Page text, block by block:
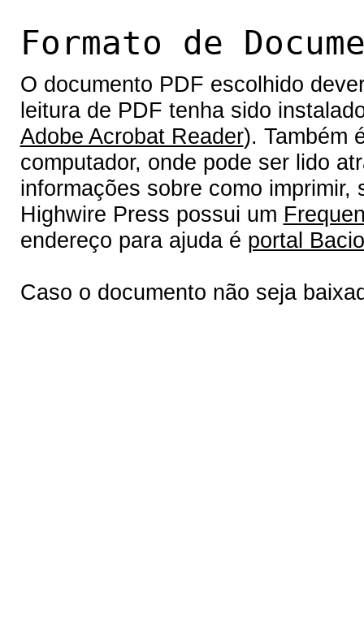
Formato de
O documento PDF escolhido
leitura de PDF tenha sido
Adobe Acrobat Reader). Também
computador, onde pode ser lido
informações sobre como
Highwire Press possui um
endereço para ajuda é portal
Caso o documento não seja